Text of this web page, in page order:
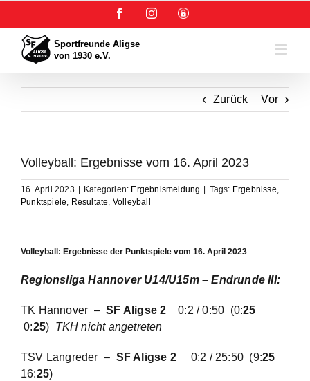
springen
FacebookInstagram
User-
Zurück Vor
Volleyball: Ergebnisse vom 16. April 2023
16. April 2023 Kategorien: Ergebnismeldung Tags: Ergebnisse,
Punktspiele, Resultate, Volleyball
Volleyball: Ergebnisse der Punktspiele vom 16. April 2023
Regionsliga Hannover U14/U15m – Endrunde III:
TK Hannover –SF Aligse 2 0:2 / 0:50 (0:25
0:25) TKH nicht angetreten
TSV Langreder – SF Aligse 2 0:2 / 25:50 (9:25
16:25)